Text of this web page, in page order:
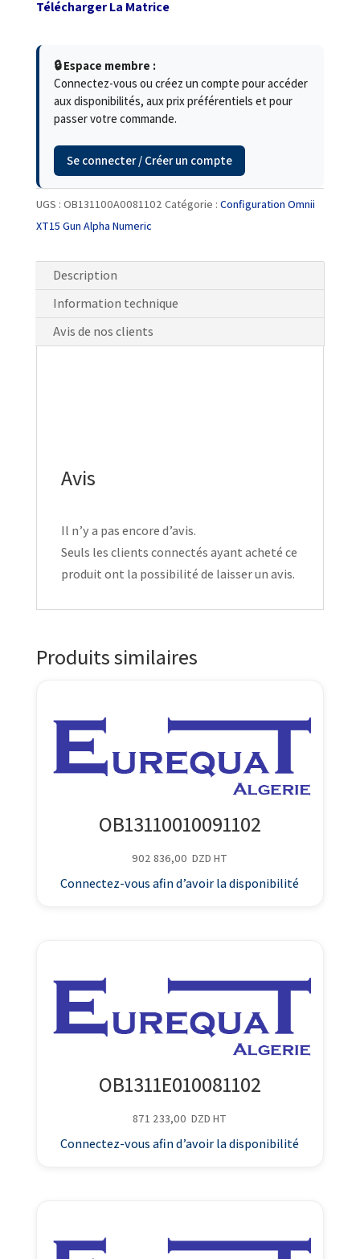
Télécharger La Matrice
🔒 Espace membre :
Connectez-vous ou créez un compte pour accéder
aux disponibilités, aux prix préférentiels et pour
passer votre commande.
Se connecter / Créer un compte
UGS : OB131100A0081102 Catégorie : Configuration Omnii
XT15 Gun Alpha Numeric
Description
Information technique
Avis de nos clients
Avis
Il n’y a pas encore d’avis.
Seuls les clients connectés ayant acheté ce
produit ont la possibilité de laisser un avis.
Produits similaires
OB13110010091102
902 836,00 DZD HT
Connectez-vous afin d’avoir la disponibilité
OB1311E010081102
871 233,00 DZD HT
Connectez-vous afin d’avoir la disponibilité